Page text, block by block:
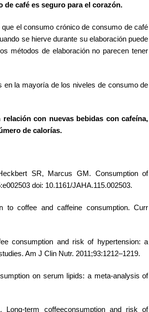
de café es seguro para el corazón.
el consumo crónico de consumo de café
se hierve durante su elaboración puede
métodos de elaboración no parecen tener
en la mayoría de los niveles de consumo de
con nuevas bebidas con cafeína,
de calorías.
SR, Marcus GM. Consumption of
doi: 10.1161/JAHA.115.002503.
coffee and caffeine consumption. Curr
consumption and risk of hypertension: a
Am J Clin Nutr. 2011;93:1212–1219.
on serum lipids: a meta-analysis of
term coffeeconsumption and risk of